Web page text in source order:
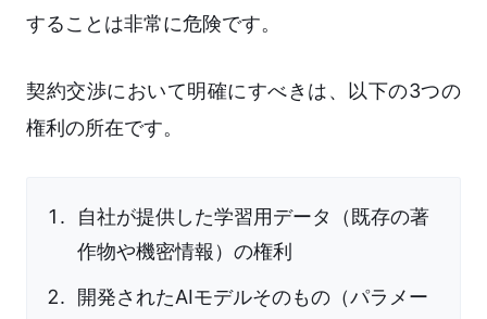
することは非常に危険です。
契約交渉において明確にすべきは、以下の3つの
権利の所在です。
自社が提供した学習用データ（既存の著
作物や機密情報）の権利
開発されたAIモデルそのもの（パラメー